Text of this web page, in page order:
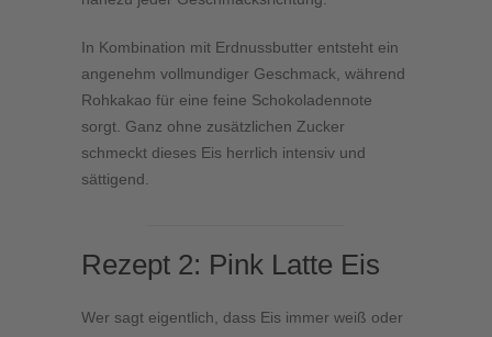
In Kombination mit Erdnussbutter entsteht ein
angenehm vollmundiger Geschmack, während
Rohkakao für eine feine Schokoladennote
sorgt. Ganz ohne zusätzlichen Zucker
schmeckt dieses Eis herrlich intensiv und
sättigend.
Rezept 2: Pink Latte Eis
Wer sagt eigentlich, dass Eis immer weiß oder